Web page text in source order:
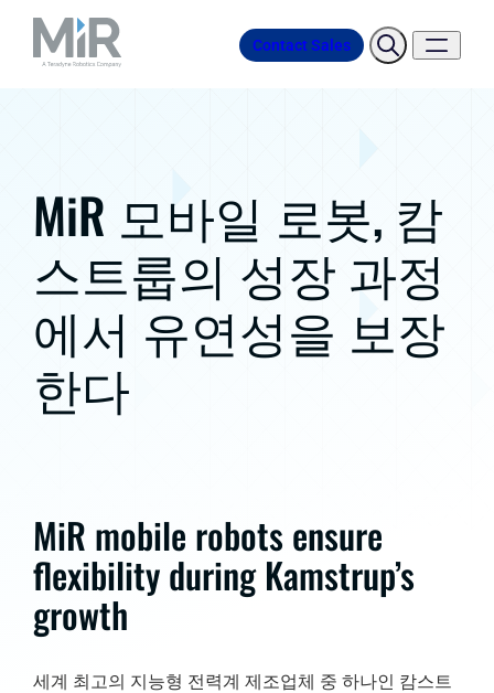
Contact Sales
MiR 모바일 로봇, 캄
스트룹의 성장 과정
에서 유연성을 보장
한다
MiR mobile robots ensure
flexibility during Kamstrup’s
growth
세계 최고의 지능형 전력계 제조업체 중 하나인 캄스트